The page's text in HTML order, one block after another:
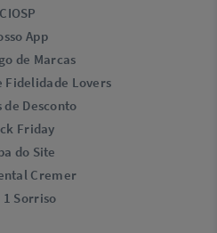
CIOSP
App
de Marcas
Fidelidade Lovers​
de Desconto
Friday
do Site
Cremer
1 Sorriso